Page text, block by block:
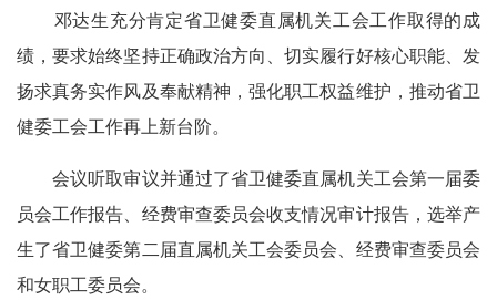
邓达生充分肯定省卫健委直属机关工会工作取得的成
绩，要求始终坚持正确政治方向、切实履行好核心职能、发
扬求真务实作风及奉献精神，强化职工权益维护，推动省卫
健委工会工作再上新台阶。
会议听取审议并通过了省卫健委直属机关工会第一届委
员会工作报告、经费审查委员会收支情况审计报告，选举产
生了省卫健委第二届直属机关工会委员会、经费审查委员会
和女职工委员会。